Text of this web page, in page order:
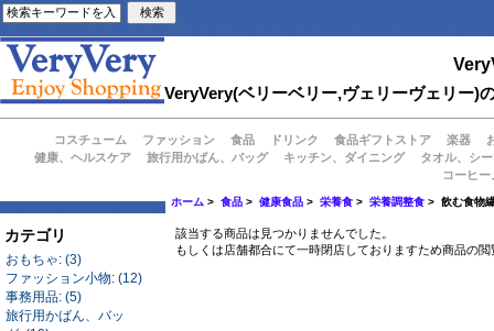
VeryVery(ベリーベリー,ヴェリーヴェリー)
コスチューム ファッション 食品 ドリンク 食品ギフトストア 楽器
健康、ヘルスケア
旅行用かばん、バッグ キッチン、ダイニング
タオル、シ
コーヒ
カテゴリ
おもちゃ: (3)
ファッション小物: (12)
事務用品: (5)
旅行用かばん、バッ
ホーム >食品 >健康食品 >栄養食 >栄養調整食 > 飲む食物
該当する商品は見つかりませんでした。
もしくは店舗都合にて一時閉店しておりますため商品の